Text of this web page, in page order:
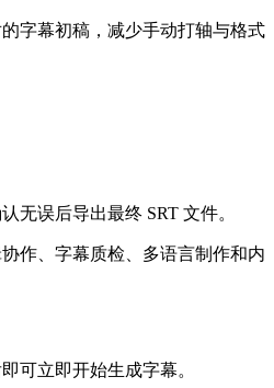
字幕初稿，减少手动打轴与格式
无误后导出最终 SRT 文件。
作、字幕质检、多语言制作和内
可立即开始生成字幕。